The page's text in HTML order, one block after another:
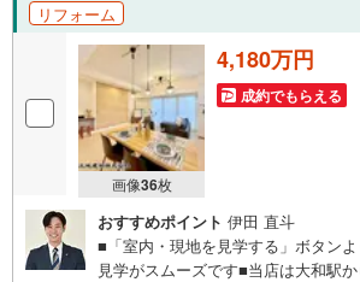
リフォーム
画像36枚
4,180万円
成約でもらえる
おすすめポイント 伊田 直斗
■「室内・現地を見学する」ボタン
見学がスムーズです■当店は大和駅